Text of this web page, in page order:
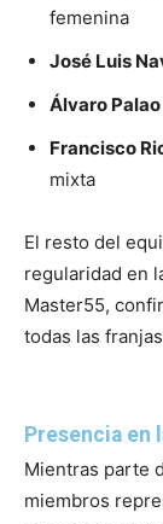
femenina
José Luis
Álvaro
Francisco
mixta
El resto del
regularidad en
Master55,
todas las
Presencia en
Mientras parte
miembros